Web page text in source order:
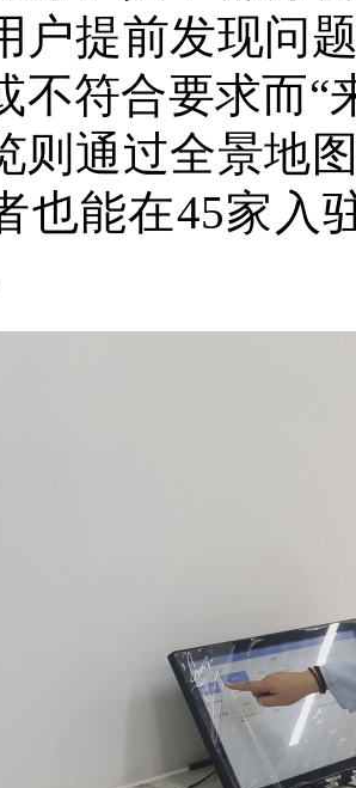
户提前发现问
不符合要求而“
则通过全景地
也能在45家入